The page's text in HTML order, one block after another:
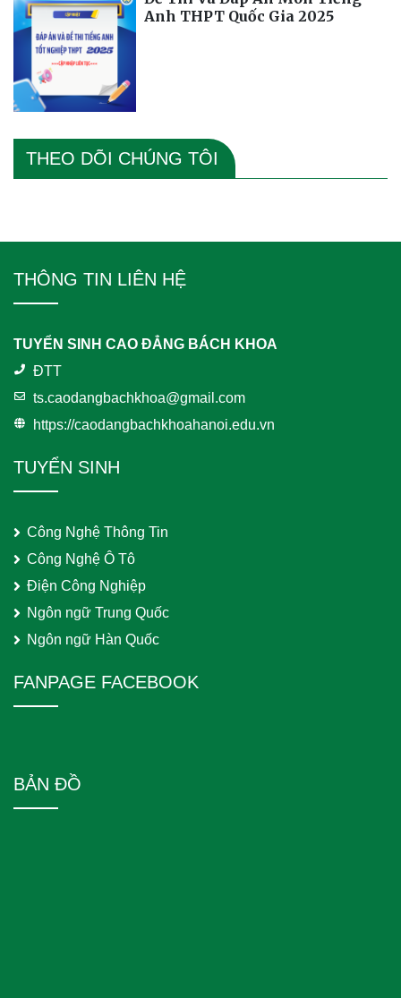
Anh THPT Quốc Gia 2025
THEO DÕI CHÚNG TÔI
THÔNG TIN LIÊN HỆ
TUYỂN SINH CAO ĐẲNG BÁCH KHOA
ĐTT
ts.caodangbachkhoa@gmail.com
https://caodangbachkhoahanoi.edu.vn
TUYỂN SINH
Công Nghệ Thông Tin
Công Nghệ Ô Tô
Điện Công Nghiệp
Ngôn ngữ Trung Quốc
Ngôn ngữ Hàn Quốc
FANPAGE FACEBOOK
BẢN ĐỒ